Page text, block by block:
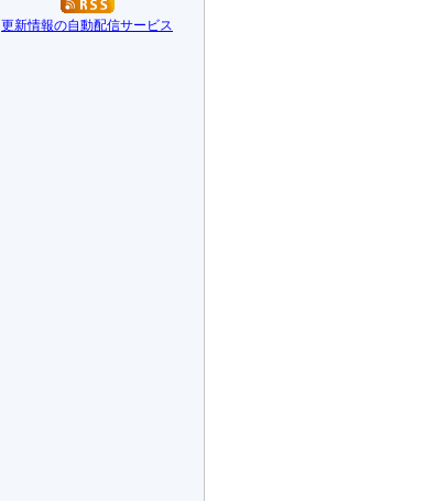
更新情報の自動配信サービス